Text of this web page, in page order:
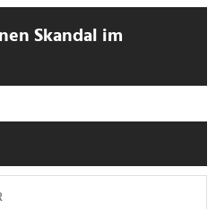
Skandal im